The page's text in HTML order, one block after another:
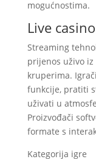
mogućnostima.
Live
Streaming
prijenos uživo
kruperima.
funkcije, pratiti
uživati u
Proizvođači
formate s
Kategorija igre